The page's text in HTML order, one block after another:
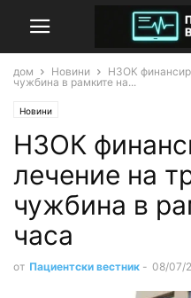
дом Новини
НЗОК
чужбина в рамките на...
Новини
НЗОК
лечение на
чужбина в
часа
от Пациентски вестник - 08/07/